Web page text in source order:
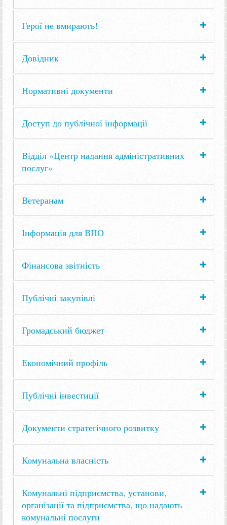
Герої не вмирають!
Довідник
Нормативні документи
Доступ до публічної інформації
Відділ «Центр надання адміністративних
послуг»
Ветеранам
Інформація для ВПО
Фінансова звітність
Публічні закупівлі
Громадський бюджет
Економічний профіль
Публічні інвестиції
Документи стратегічного розвитку
Комунальна власність
Комунальні підприємства, установи,
організації та підприємства, що надають
комунальні послуги